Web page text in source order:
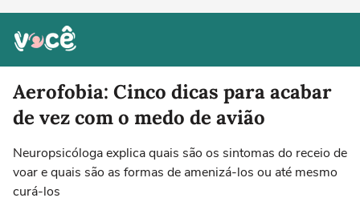
Aerofobia: Cinco dicas para acabar
de vez com o medo de avião
Neuropsicóloga explica quais são os sintomas do receio de
voar e quais são as formas de amenizá-los ou até mesmo
curá-los